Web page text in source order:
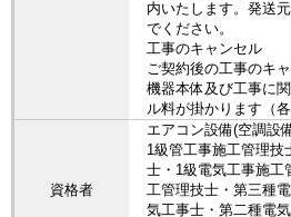
内いたします。発送
でください。
工事のキャンセル
ご契約後の工事のキ
機器本体及び工事に
ル料が掛かります（
資格者
エアコン設備(空調設
1級管工事施工管理技
士・1級電気工事施工
工管理技士・第三種
気工事士・第二種電